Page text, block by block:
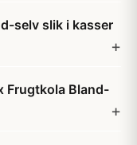
selv slik i kasser
Frugtkola Bland-